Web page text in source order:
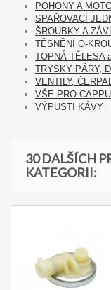
POHONY A
SPAŘOVACÍ
ŠROUBKY A
TĚSNĚNÍ O-
TOPNÁ TĚLESA
TRYSKY PÁRY,
VENTILY,
VŠE PRO
VÝPUSTI KÁVY
30 DALŠÍCH
KATEGORII: